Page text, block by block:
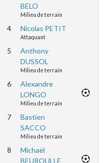
BELO
Milieu de terrain
4 Nicolas PETIT
Attaquant
5
Anthony
DUSSOL
Milieu de terrain
6
Alexandre
LONGO
Milieu de terrain
7
Bastien
SACCO
Milieu de terrain
8
Michaël
BEUROULLE